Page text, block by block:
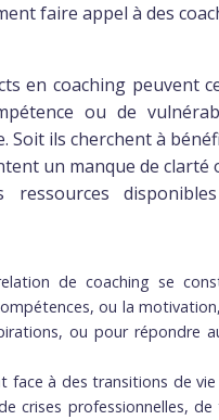
faire appel à des
en coaching peuvent
ou de
ils cherchent à
un manque de clarté
ressources
de coaching se
ou la
ou pour répondre
à des transitions de
crises professionnelles,